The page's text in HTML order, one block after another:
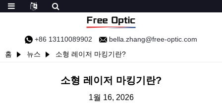
+86 13110089902
bella.zhang@free-optic.com
홈
뉴스 소형 레이저 마킹기란?
소형 레이저 마킹기란?
1월 16, 2026